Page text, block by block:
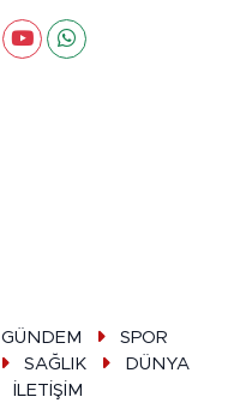
GÜNDEM
SPOR
SAĞLIK
DÜNYA
İLETİŞİM